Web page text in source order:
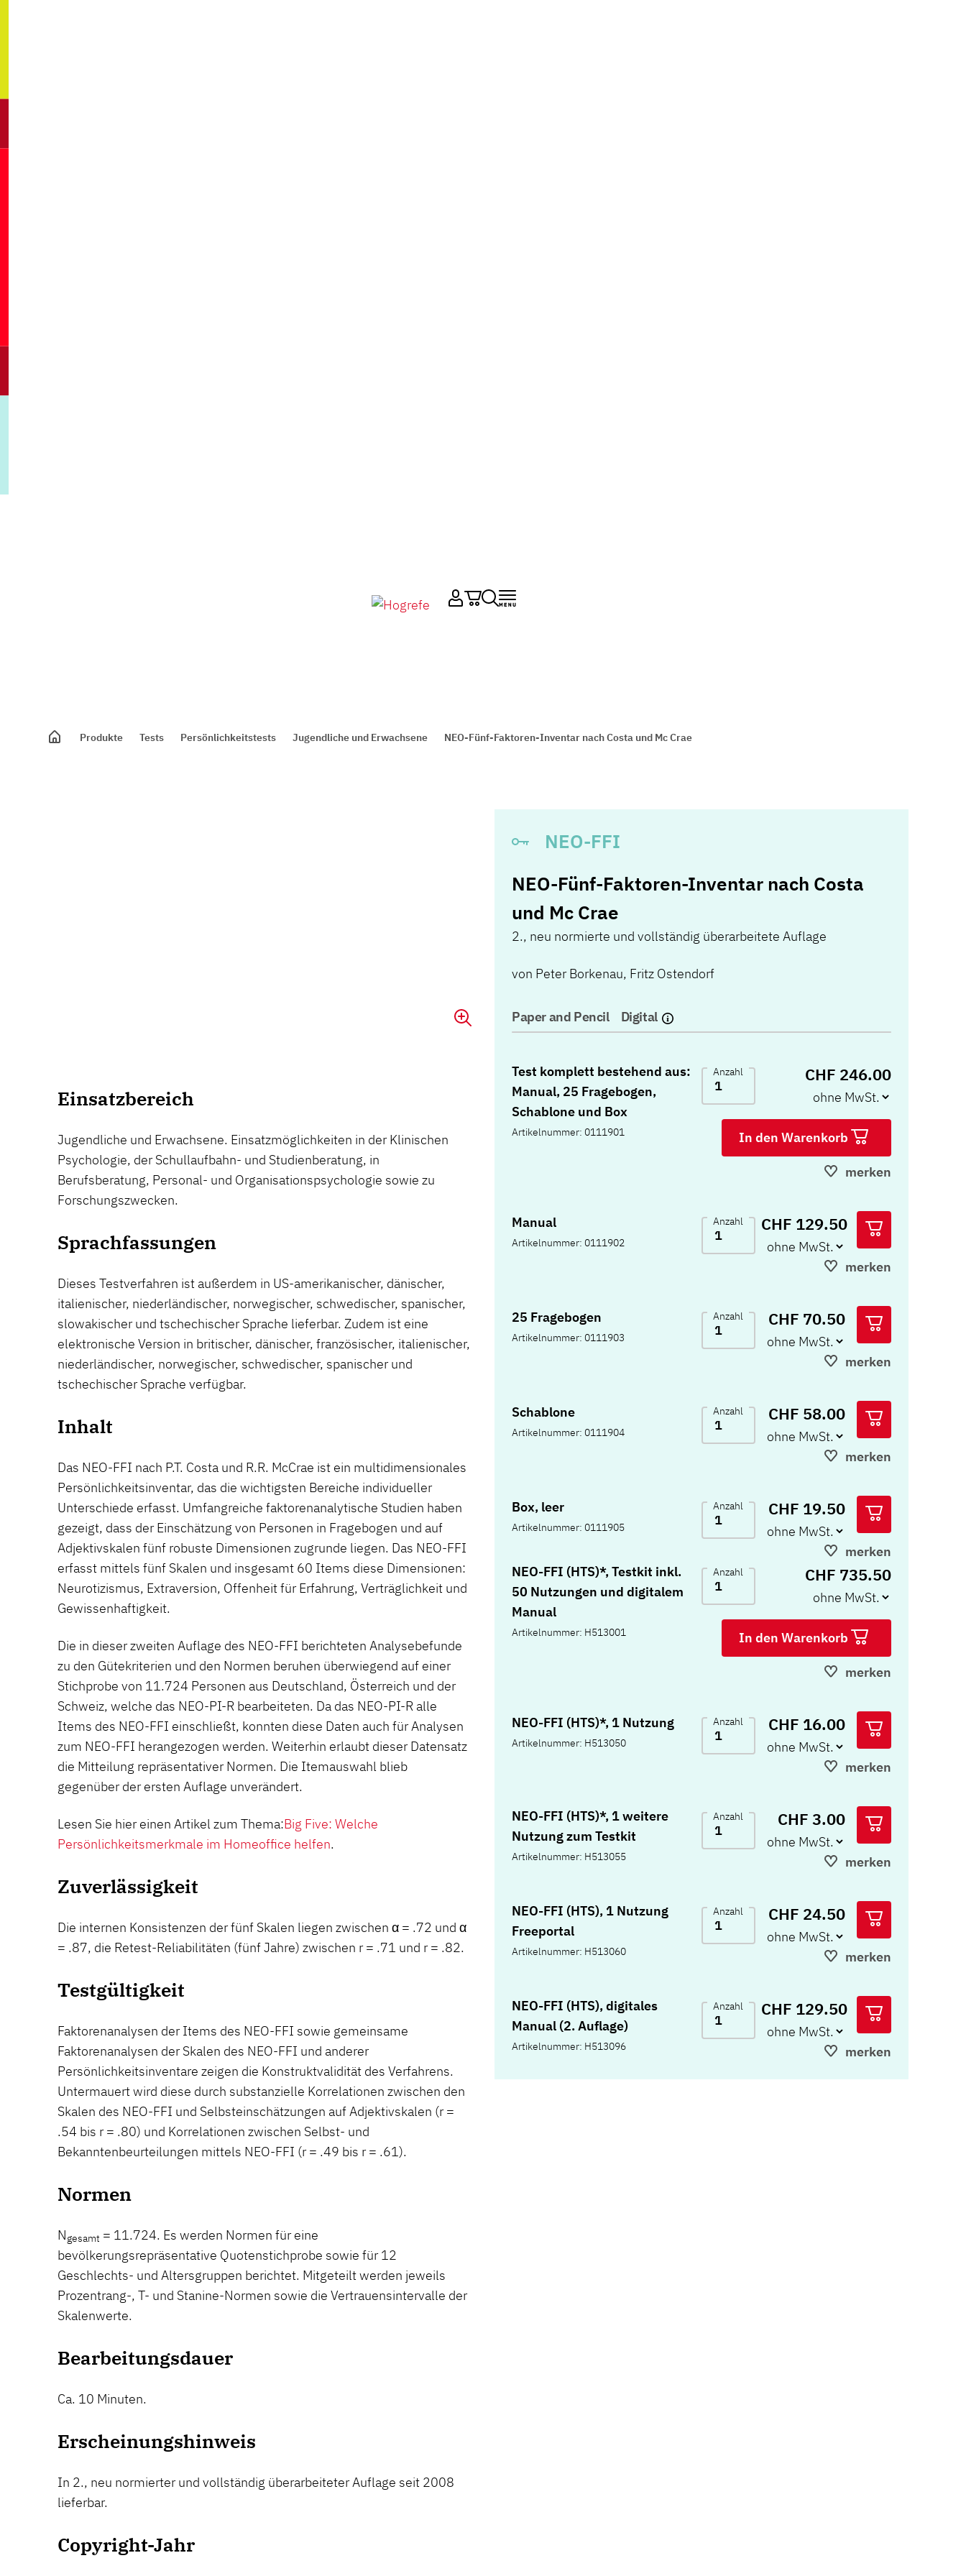
Produkte Tests Persönlichkeitstests Jugendliche und Erwachsene NEO-Fünf-Faktoren-Inventar nach Costa und Mc Crae
NEO-FFI
NEO-Fünf-Faktoren-Inventar nach Costa
und Mc Crae
2., neu normierte und vollständig überarbeitete Auflage
von Peter Borkenau, Fritz Ostendorf
Paper and Pencil Digital
Test komplett bestehend aus:
Manual, 25 Fragebogen,
Schablone und Box
Artikelnummer: 0111901
Anzahl CHF 246.00
In den Warenkorb
merken
Manual
Artikelnummer: 0111902
Anzahl CHF 129.50
merken
25 Fragebogen
Artikelnummer: 0111903
Anzahl CHF 70.50
merken
Schablone
Artikelnummer: 0111904
Anzahl CHF 58.00
merken
Box, leer
Artikelnummer: 0111905
Anzahl CHF 19.50
merken
NEO-FFI (HTS)*, Testkit inkl.
50 Nutzungen und digitalem
Manual
Artikelnummer: H513001
Anzahl CHF 735.50
In den Warenkorb
merken
NEO-FFI (HTS)*, 1 Nutzung
Artikelnummer: H513050
Anzahl CHF 16.00
merken
NEO-FFI (HTS)*, 1 weitere
Nutzung zum Testkit
Artikelnummer: H513055
Anzahl CHF 3.00
merken
NEO-FFI (HTS), 1 Nutzung
Freeportal
Artikelnummer: H513060
Anzahl CHF 24.50
merken
NEO-FFI (HTS), digitales
Manual (2. Auflage)
Artikelnummer: H513096
Anzahl CHF 129.50
merken
Einsatzbereich
Jugendliche und Erwachsene. Einsatzmöglichkeiten in der Klinischen
Psychologie, der Schullaufbahn- und Studienberatung, in
Berufsberatung, Personal- und Organisationspsychologie sowie zu
Forschungszwecken.
Sprachfassungen
Dieses Testverfahren ist außerdem in US-amerikanischer, dänischer,
italienischer, niederländischer, norwegischer, schwedischer, spanischer,
slowakischer und tschechischer Sprache lieferbar. Zudem ist eine
elektronische Version in britischer, dänischer, französischer, italienischer,
niederländischer, norwegischer, schwedischer, spanischer und
tschechischer Sprache verfügbar.
Inhalt
Das NEO-FFI nach P.T. Costa und R.R. McCrae ist ein multidimensionales
Persönlichkeitsinventar, das die wichtigsten Bereiche individueller
Unterschiede erfasst. Umfangreiche faktorenanalytische Studien haben
gezeigt, dass der Einschätzung von Personen in Fragebogen und auf
Adjektivskalen fünf robuste Dimensionen zugrunde liegen. Das NEO-FFI
erfasst mittels fünf Skalen und insgesamt 60 Items diese Dimensionen:
Neurotizismus, Extraversion, Offenheit für Erfahrung, Verträglichkeit und
Gewissenhaftigkeit.
Die in dieser zweiten Auflage des NEO-FFI berichteten Analysebefunde
zu den Gütekriterien und den Normen beruhen überwiegend auf einer
Stichprobe von 11.724 Personen aus Deutschland, Österreich und der
Schweiz, welche das NEO-PI-R bearbeiteten. Da das NEO-PI-R alle
Items des NEO-FFI einschließt, konnten diese Daten auch für Analysen
zum NEO-FFI herangezogen werden. Weiterhin erlaubt dieser Datensatz
die Mitteilung repräsentativer Normen. Die Itemauswahl blieb
gegenüber der ersten Auflage unverändert.
Lesen Sie hier einen Artikel zum Thema:Big Five: Welche
Persönlichkeitsmerkmale im Homeoffice helfen.
Zuverlässigkeit
Die internen Konsistenzen der fünf Skalen liegen zwischen α = .72 und α
= .87, die Retest-Reliabilitäten (fünf Jahre) zwischen r = .71 und r = .82.
Testgültigkeit
Faktorenanalysen der Items des NEO-FFI sowie gemeinsame
Faktorenanalysen der Skalen des NEO-FFI und anderer
Persönlichkeitsinventare zeigen die Konstruktvalidität des Verfahrens.
Untermauert wird diese durch substanzielle Korrelationen zwischen den
Skalen des NEO-FFI und Selbsteinschätzungen auf Adjektivskalen (r =
.54 bis r = .80) und Korrelationen zwischen Selbst- und
Bekanntenbeurteilungen mittels NEO-FFI (r = .49 bis r = .61).
Normen
Ngesamt = 11.724. Es werden Normen für eine
bevölkerungsrepräsentative Quotenstichprobe sowie für 12
Geschlechts- und Altersgruppen berichtet. Mitgeteilt werden jeweils
Prozentrang-, T- und Stanine-Normen sowie die Vertrauensintervalle der
Skalenwerte.
Bearbeitungsdauer
Ca. 10 Minuten.
Erscheinungshinweis
In 2., neu normierter und vollständig überarbeiteter Auflage seit 2008
lieferbar.
Copyright-Jahr